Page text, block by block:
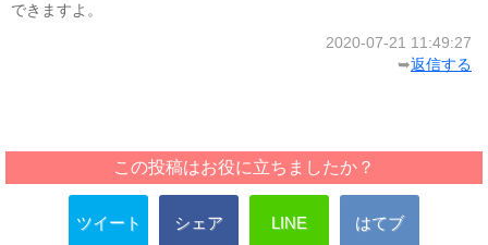
できますよ。
2020-07-21 11:49:27
➥返信する
この投稿はお役に立ちましたか？
ツイート シェア LINE はてブ